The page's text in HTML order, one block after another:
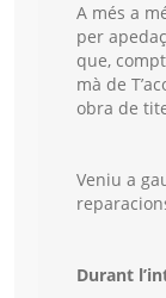
A més a
per
que,
mà de
obra de
Veniu a
Durant